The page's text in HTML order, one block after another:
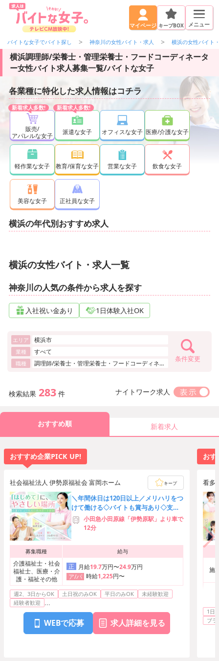
マイページ キープBOX メニュー
バイトな女子でバイト探し 神奈川の女性バイト・求人 横浜の女性バイト
横浜調理師/栄養士・管理栄養士・フードコーディネータ
ー女性バイト求人募集一覧/バイトな女子
各業種に特化した求人情報はコチラ
販売/
アパレルな女子
派遣な女子 オフィスな女子 医療/介護な女子
軽作業な女子 教育/保育な女子 営業な女子 飲食な女子
美容な女子 正社員な女子
横浜の年代別おすすめ求人
横浜の女性バイト・求人一覧
神奈川の人気の条件から求人を探す
入社祝い金あり 1日体験入社OK
エリア 横浜市
業種 すべて
職種
調理師/栄養士・管理栄養士・フードコーディネー
条件変更
検索結果 283 件 ナイトワーク求人
おすすめ順 新着求人
おすすめ企業PICK UP!
社会福祉法人 伊勢原福祉会 富岡ホーム キープ
＼年間休日は120日以上／メリハリをつ
けて働ける◇バイトも賞与あり◇支援
制度で上位資格の取得も可能♪
小田急小田原線「伊勢原駅」より車で
12分
募集職種 給与
介護福祉士・社会
福祉士、医療・介
護・福祉その他
正 月給19.7万円〜24.9万円
ア/パ 時給1,225円〜
週2、3日からOK 土日祝のみOK 平日のみOK
未経験歓迎
経験者歓迎
...
WEBで応募 求人詳細を見る
おす
看多
ン け
施
医
1日
ブ